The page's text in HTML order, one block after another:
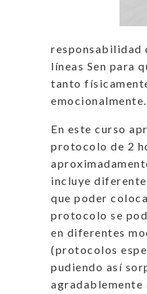
responsabilidad
líneas Sen para
tanto
emocionalmente.
En este curso
protocolo de 2
incluye
que poder
protocolo se
en diferentes
(protocolos
pudiendo así
agradablemente